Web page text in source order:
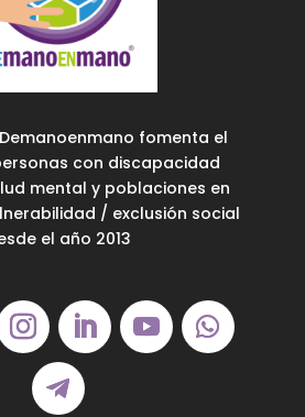
fomenta el
con discapacidad
mental y poblaciones en
/ exclusión social
el año 2013